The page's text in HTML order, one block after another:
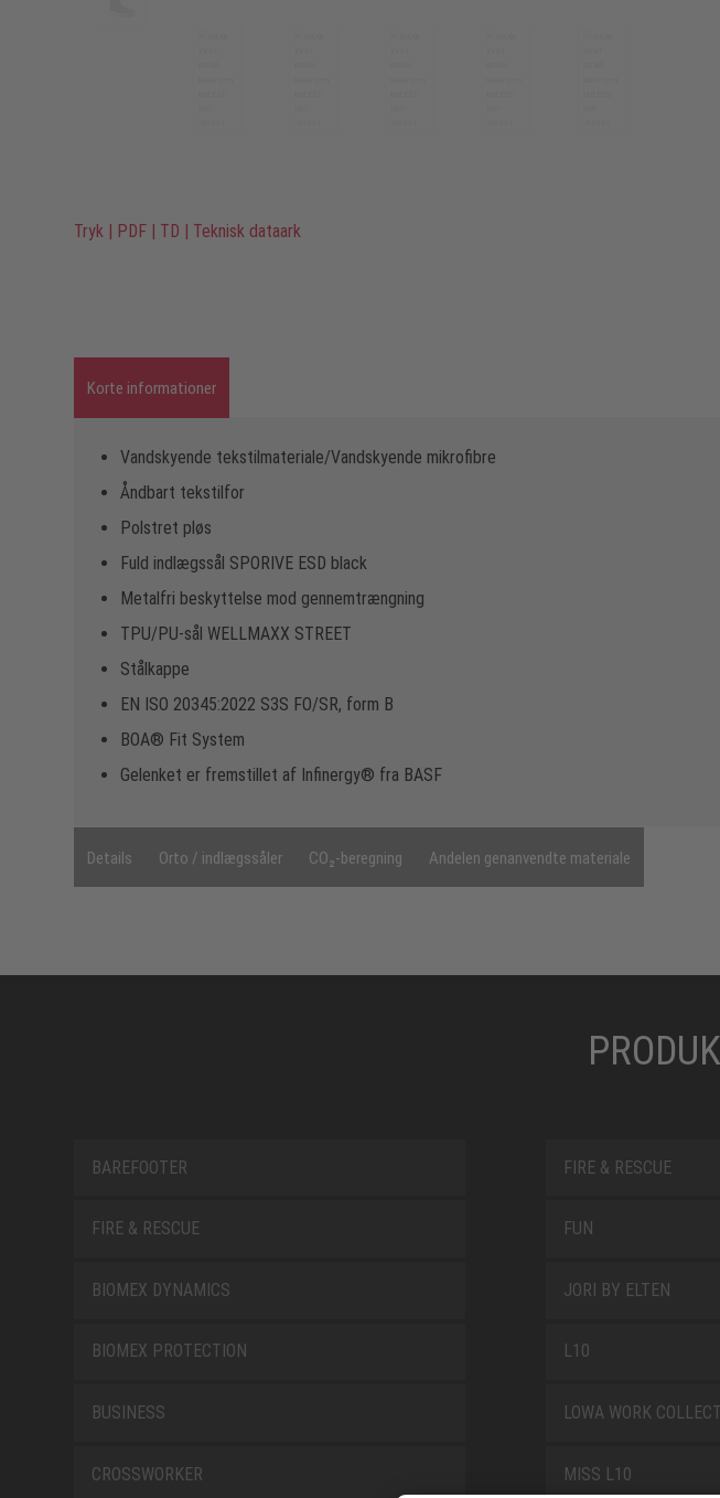
Tryk | PDF | TD | Teknisk dataark
Korte informationer
Vandskyende tekstilmateriale/Vandskyende mikrofibre
Åndbart tekstilfor
Polstret pløs
Fuld indlægssål SPORIVE ESD black
Metalfri beskyttelse mod gennemtrængning
TPU/PU-sål WELLMAXX STREET
Stålkappe
EN ISO 20345:2022 S3S FO/SR, form B
BOA® Fit System
Gelenket er fremstillet af Infinergy® fra BASF
Details Orto / indlægssåler CO₂-beregning Andelen genanvendte materiale
BAREFOOTER
FIRE & RESCUE
BIOMEX DYNAMICS
BIOMEX PROTECTION
BUSINESS
CROSSWORKER
FIRE & RESCUE
FUN
JORI BY ELTEN
L10
LOWA WORK
MISS L10